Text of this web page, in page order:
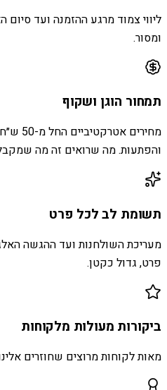
ליווי צמוד מרגע ההזמנה ועד סיום
ומסור.
תמחור הוגן ושקוף
והפתעות. מה שרואים זה מה
תשומת לב לכל פרט
מעריכת השולחנות ועד ההגשה
פרט, גדול כקטן.
ביקורות מעולות מלקוחות
מאות לקוחות מרוצים שחוזרים